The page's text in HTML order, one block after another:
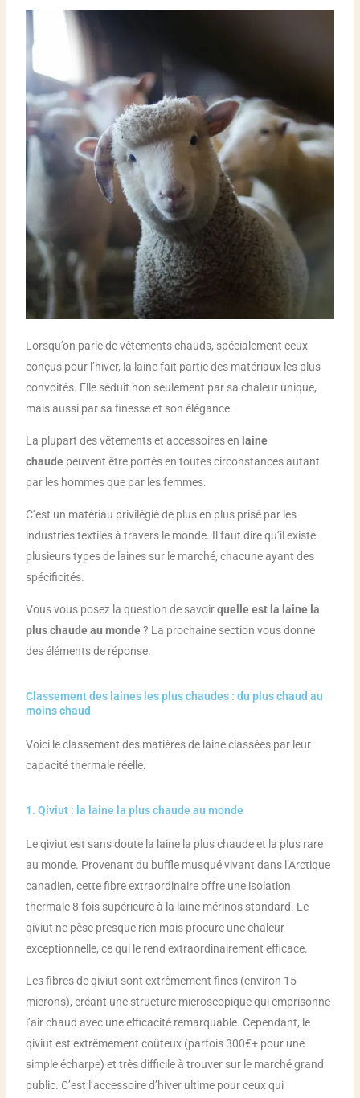
Lorsqu’on parle de vêtements chauds, spécialement ceux
conçus pour l’hiver, la laine fait partie des matériaux les plus
convoités. Elle séduit non seulement par sa chaleur unique,
mais aussi par sa finesse et son élégance.
La plupart des vêtements et accessoires en laine
chaudepeuvent être portés en toutes circonstances autant
par les hommes que par les femmes.
C’est un matériau privilégié de plus en plus prisé par les
industries textiles à travers le monde. Il faut dire qu’il existe
plusieurs types de laines sur le marché, chacune ayant des
spécificités.
Vous vous posez la question de savoirquelle est la laine la
plus chaude au monde? La prochaine section vous donne
des éléments de réponse.
Classement des laines les plus chaudes : du plus chaud au
moins chaud
Voici le classement des matières de laine classées par leur
capacité thermale réelle.
1. Qiviut : la laine la plus chaude au monde
Le qiviut est sans doute la laine la plus chaude et la plus rare
au monde. Provenant du buffle musqué vivant dans l’Arctique
canadien, cette fibre extraordinaire offre une isolation
thermale 8 fois supérieure à la laine mérinos standard. Le
qiviut ne pèse presque rien mais procure une chaleur
exceptionnelle, ce qui le rend extraordinairement efficace.
Les fibres de qiviut sont extrêmement fines (environ 15
microns), créant une structure microscopique qui emprisonne
l’air chaud avec une efficacité remarquable. Cependant, le
qiviut est extrêmement coûteux (parfois 300€+ pour une
simple écharpe) et très difficile à trouver sur le marché grand
public. C’est l’accessoire d’hiver ultime pour ceux qui